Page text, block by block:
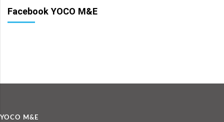
Facebook YOCO M&E
YOCO M&E